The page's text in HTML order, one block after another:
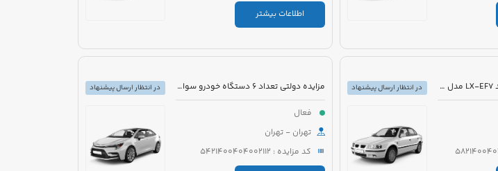
اطلاعات بیشتر
مزایده دولتی خودرو سمند LX-EF7 مدل 1396 رنگ سفید
در انتظار ارسال پیشنهاد
مزایده دولتی تعداد 6 دستگاه خودرو سواری تویوتا کرولا PIONEER هیبرید 1800cc مدل 2023
فعال
تهران - تهران
کد مزایده : 5421400404002112
در انتظار ارسال پیشنهاد